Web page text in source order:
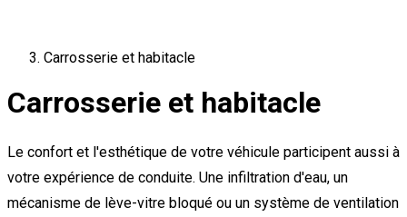
Carrosserie et habitacle
Carrosserie et habitacle
Le confort et l'esthétique de votre véhicule participent aussi à
votre expérience de conduite. Une infiltration d'eau, un
mécanisme de lève-vitre bloqué ou un système de ventilation